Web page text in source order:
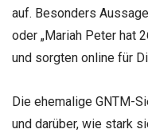
auf. Besonders
oder „Mariah Peter hat
und sorgten online für
Die ehemalige GNTM-
und darüber, wie stark